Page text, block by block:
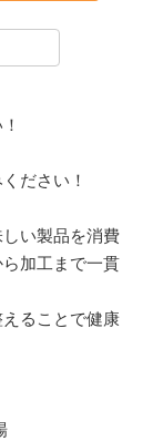
ださい！
い製品を消費
加工まで一貫
ることで健康